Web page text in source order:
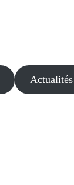
Actualités